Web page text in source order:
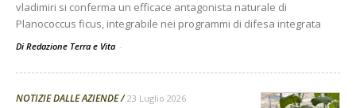
vladimiri si conferma un efficace antagonista naturale di
Planococcus ficus, integrabile nei programmi di difesa integrata
Di Redazione Terra e Vita -
NOTIZIE DALLE AZIENDE 23 Luglio 2026